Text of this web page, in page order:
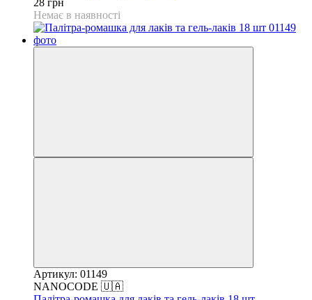
Немає в наявності
Артикул: 01149
NANOCODE 🇺🇦